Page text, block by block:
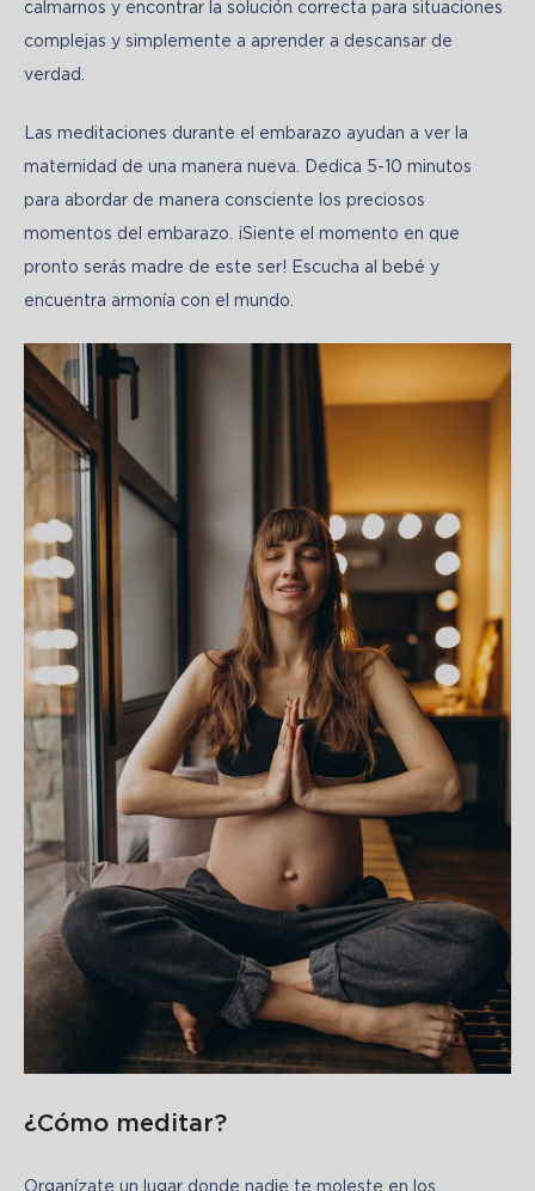
calmarnos y encontrar la solución correcta para situaciones
complejas y simplemente a aprender a descansar de
verdad.
Las meditaciones durante el embarazo ayudan a ver la
maternidad de una manera nueva. Dedica 5-10 minutos
para abordar de manera consciente los preciosos
momentos del embarazo. ¡Siente el momento en que
pronto serás madre de este ser! Escucha al bebé y
encuentra armonía con el mundo.
¿Cómo meditar?
Organízate un lugar donde nadie te moleste en los